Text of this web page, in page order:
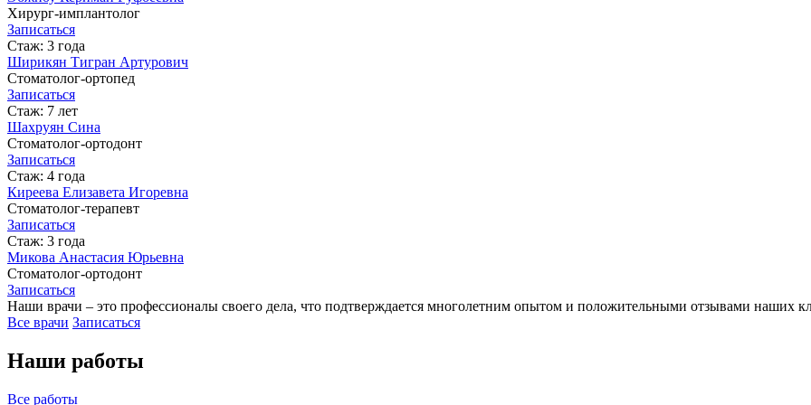
Хирург-имплантолог
Записаться
Стаж: 3 года
Ширикян Тигран Артурович
Стоматолог-ортопед
Записаться
Стаж: 7 лет
Шахруян Сина
Cтоматолог-ортодонт
Записаться
Стаж: 4 года
Киреева Елизавета Игоревна
Cтоматолог-терапевт
Записаться
Стаж: 3 года
Микова Анастасия Юрьевна
Стоматолог-ортодонт
Записаться
Наши врачи – это профессионалы своего дела, что подтверждается многолетним опытом и положительными отзывами наших
Все врачи Записаться
Наши работы
Все работы